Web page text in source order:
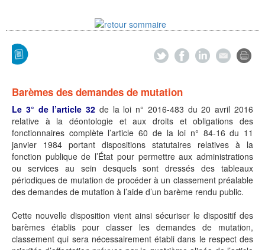
Barèmes des demandes de mutation
Le 3° de l’article 32 de la loi n° 2016-483 du 20 avril 2016
relative à la déontologie et aux droits et obligations des
fonctionnaires complète l’article 60 de la loi n° 84-16 du 11
janvier 1984 portant dispositions statutaires relatives à la
fonction publique de l’État pour permettre aux administrations
ou services au sein desquels sont dressés des tableaux
périodiques de mutation de procéder à un classement préalable
des demandes de mutation à l’aide d’un barème rendu public.
Cette nouvelle disposition vient ainsi sécuriser le dispositif des
barèmes établis pour classer les demandes de mutation,
classement qui sera nécessairement établi dans le respect des